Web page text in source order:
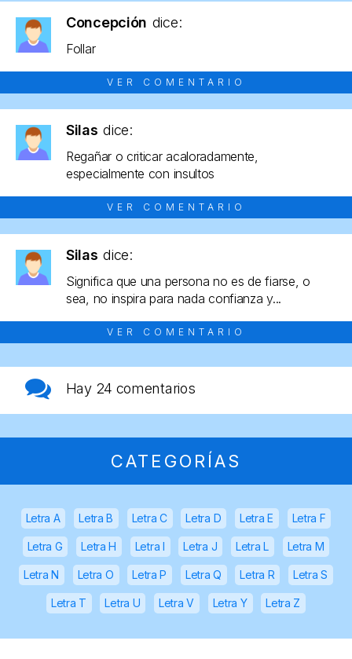
Concepción dice:
Follar
VER COMENTARIO
Silas dice:
Regañar o criticar acaloradamente,
especialmente con insultos
VER COMENTARIO
Silas dice:
Significa que una persona no es de fiarse, o
sea, no inspira para nada confianza y...
VER COMENTARIO
Hay 24 comentarios
CATEGORÍAS
Letra A Letra B Letra C Letra D Letra E Letra F
Letra G Letra H Letra I Letra J Letra L Letra M
Letra N Letra O Letra P Letra Q Letra R Letra S
Letra T Letra U Letra V Letra Y Letra Z